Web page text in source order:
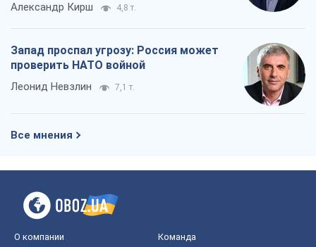
Александр Кирш 4,8 т.
Запад проспал угрозу: Россия может
проверить НАТО войной
Леонид Невзлин 7,1 т.
Все мнения
О компании Команда